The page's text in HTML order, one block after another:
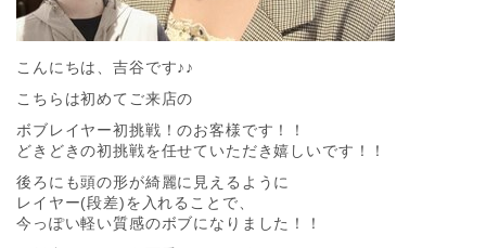
こんにちは、吉谷です♪♪
こちらは初めてご来店の
ボブレイヤー初挑戦！のお客様です！！
どきどきの初挑戦を任せていただき嬉しいです！！
後ろにも頭の形が綺麗に見えるように
レイヤー(段差)を入れることで、
今っぽい軽い質感のボブになりました！！